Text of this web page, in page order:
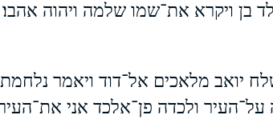
בן ויקרא את־שמו שלמה ויהוה אהבו׃
יואב מלאכים אל־דוד ויאמר
ולכדה פן־אלכד אני